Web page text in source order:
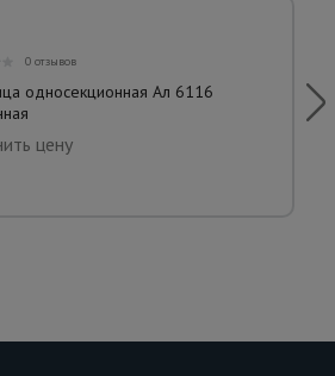
0 отзывов
односекционная Ал 6116
цену